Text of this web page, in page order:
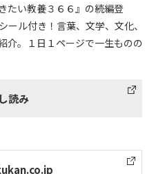
たい教養３６６』の続編登
ル付き！言葉、文学、文化、
介。１日１ページで一生ものの
読み